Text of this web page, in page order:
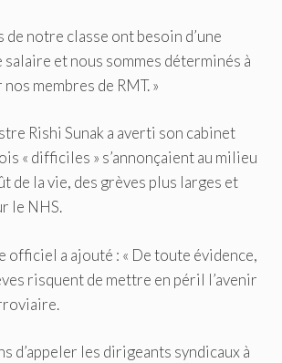
de notre classe ont besoin d’une
salaire et nous sommes déterminés à
membres de RMT. »
Rishi Sunak a averti son cabinet
« difficiles » s’annonçaient au milieu
de la vie, des grèves plus larges et
le NHS.
officiel a ajouté : « De toute évidence,
risquent de mettre en péril l’avenir
d’appeler les dirigeants syndicaux à